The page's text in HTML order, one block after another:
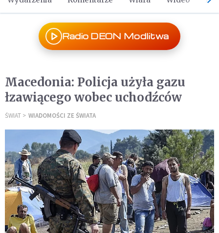
Radio DEON Modlitwa
Macedonia: Policja użyła gazu
łzawiącego wobec uchodźców
ŚWIAT WIADOMOŚCI ZE ŚWIATA